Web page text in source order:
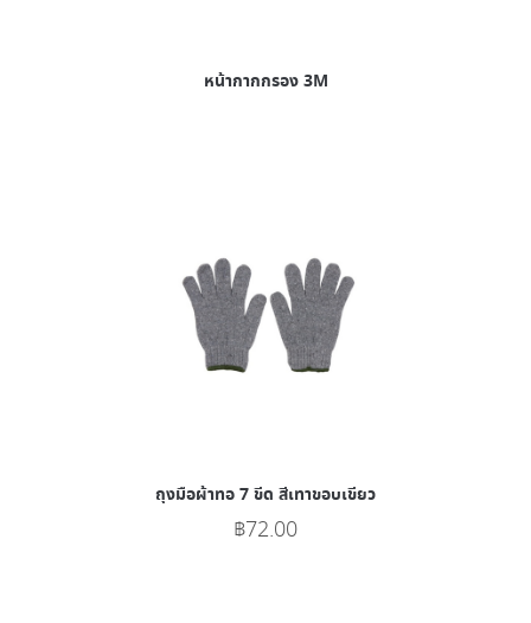
หน้ากากกรอง 3M
ถุงมือผ้าทอ 7 ขีด สีเทาขอบเขียว
฿72.00